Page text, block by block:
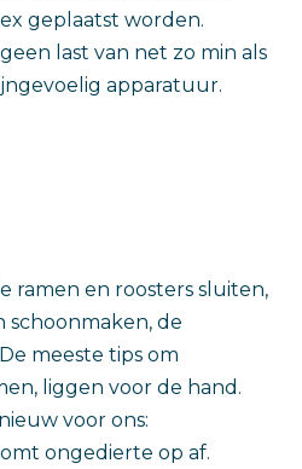
geplaatst worden.
last van net zo min als
apparatuur.
ramen en roosters sluiten,
de
meeste tips om
liggen voor de hand.
voor ons:
ongedierte op af.